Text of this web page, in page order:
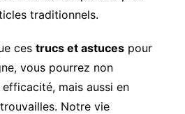
traditionnels.
ces trucs et astucespour
vous pourrez non
mais aussi en
Notre vie